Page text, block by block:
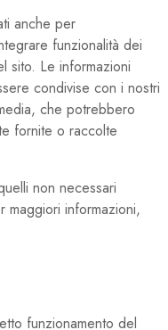
anche per
funzionalità dei
sito. Le informazioni
condivise con i nostri
che potrebbero
fornite o raccolte
non necessari
informazioni,
funzionamento del